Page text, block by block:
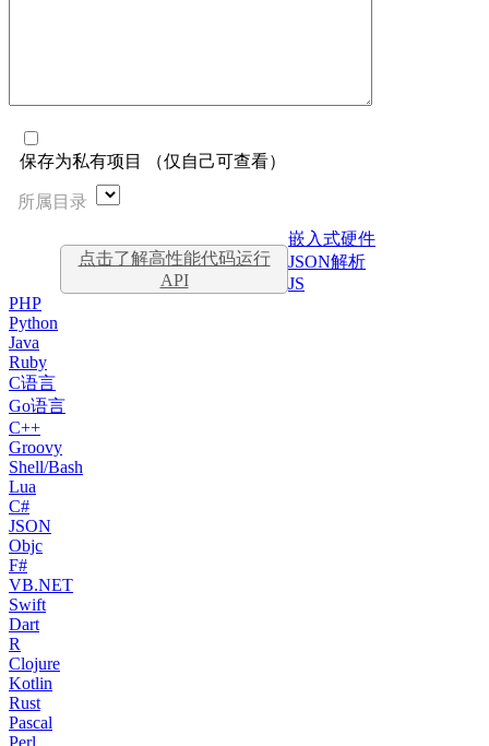
保存为私有项目 （仅自己可查看）
所属目录
点击了解高性能代码运行
API
嵌入式硬件
JSON解析
JS
PHP
Python
Java
Ruby
C语言
Go语言
C++
Groovy
Shell/Bash
Lua
C#
JSON
Objc
F#
VB.NET
Swift
Dart
R
Clojure
Kotlin
Rust
Pascal